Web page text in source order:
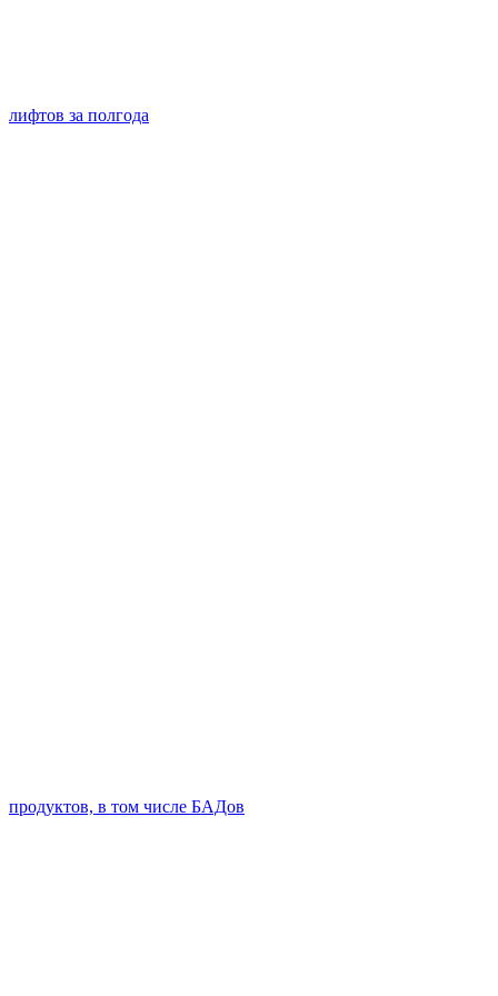
лифтов за полгода
продуктов, в том числе БАДов